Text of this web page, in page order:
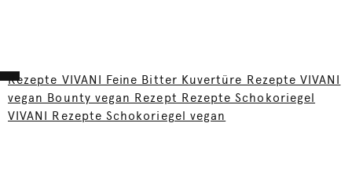
Rezepte VIVANI Feine Bitter Kuvertüre Rezepte VIVANI
vegan Bounty vegan Rezept Rezepte Schokoriegel
VIVANI Rezepte Schokoriegel vegan